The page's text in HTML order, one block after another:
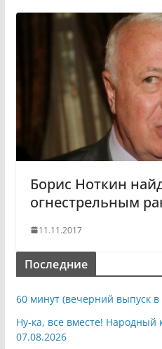
Борис Ноткин
огнестрельным
11.11.2017
Последние
60 минут (вечерний выпуск
Ну-ка, все вместе! Народный
07.08.2026